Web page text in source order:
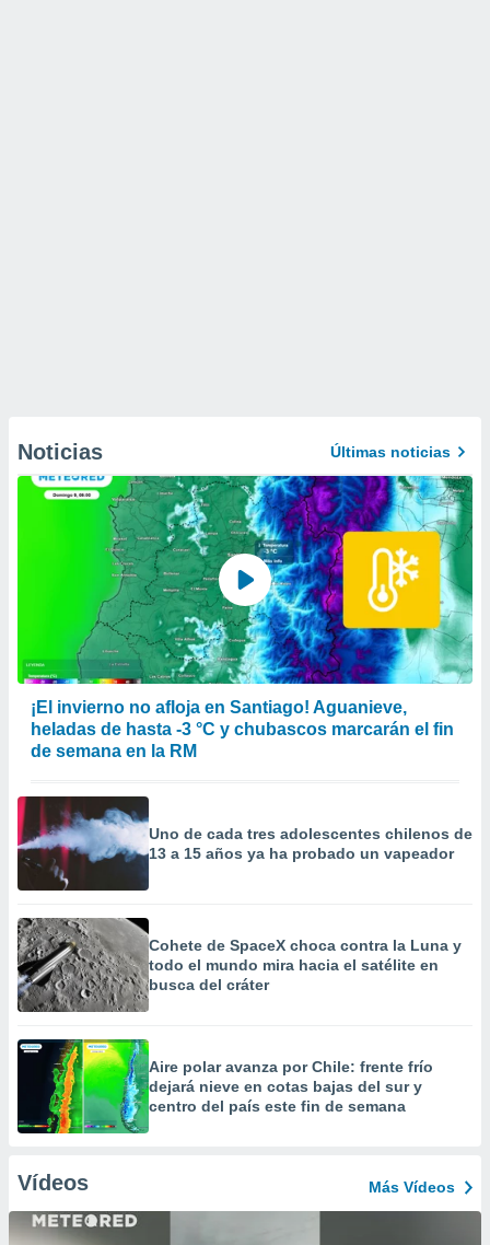
Noticias Últimas noticias
¡El invierno no afloja en Santiago! Aguanieve,
heladas de hasta -3 °C y chubascos marcarán el fin
de semana en la RM
Uno de cada tres adolescentes chilenos de
13 a 15 años ya ha probado un vapeador
Cohete de SpaceX choca contra la Luna y
todo el mundo mira hacia el satélite en
busca del cráter
Aire polar avanza por Chile: frente frío
dejará nieve en cotas bajas del sur y
centro del país este fin de semana
Vídeos Más Vídeos